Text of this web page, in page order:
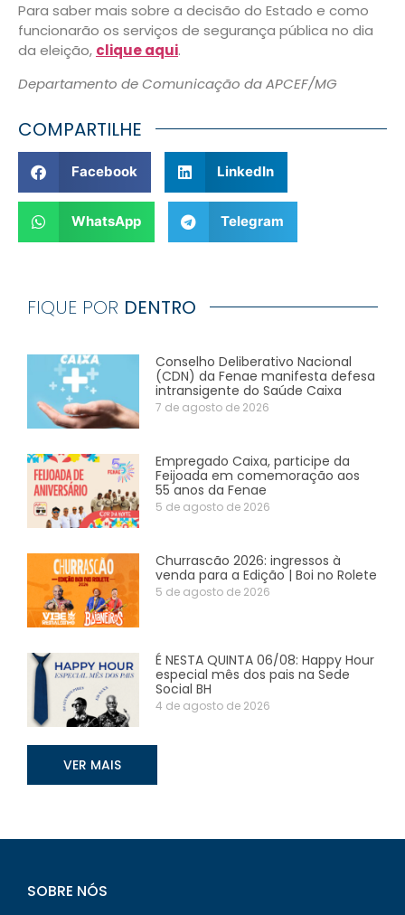
Para saber mais sobre a decisão do Estado e como
funcionarão os serviços de segurança pública no dia
da eleição, clique aqui.
Departamento de Comunicação da APCEF/MG
COMPARTILHE
Facebook LinkedIn
WhatsApp Telegram
FIQUE POR DENTRO
Conselho Deliberativo Nacional
(CDN) da Fenae manifesta defesa
intransigente do Saúde Caixa
7 de agosto de 2026
Empregado Caixa, participe da
Feijoada em comemoração aos
55 anos da Fenae
5 de agosto de 2026
Churrascão 2026: ingressos à
venda para a Edição | Boi no Rolete
5 de agosto de 2026
É NESTA QUINTA 06/08: Happy Hour
especial mês dos pais na Sede
Social BH
4 de agosto de 2026
VER MAIS
SOBRE NÓS